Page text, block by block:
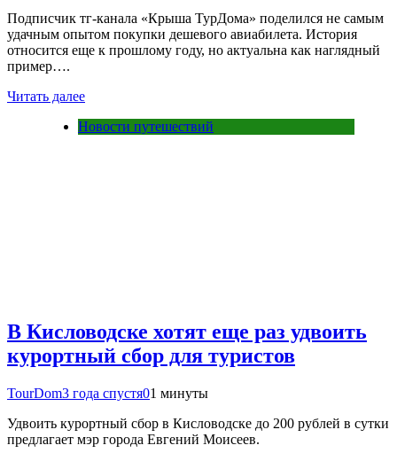
Подписчик тг-канала «Крыша ТурДома» поделился не самым
удачным опытом покупки дешевого авиабилета. История
относится еще к прошлому году, но актуальна как наглядный
пример….
Читать далее
Новости путешествий
В Кисловодске хотят еще раз удвоить
курортный сбор для туристов
TourDom3 года спустя01 минуты
Удвоить курортный сбор в Кисловодске до 200 рублей в сутки
предлагает мэр города Евгений Моисеев.